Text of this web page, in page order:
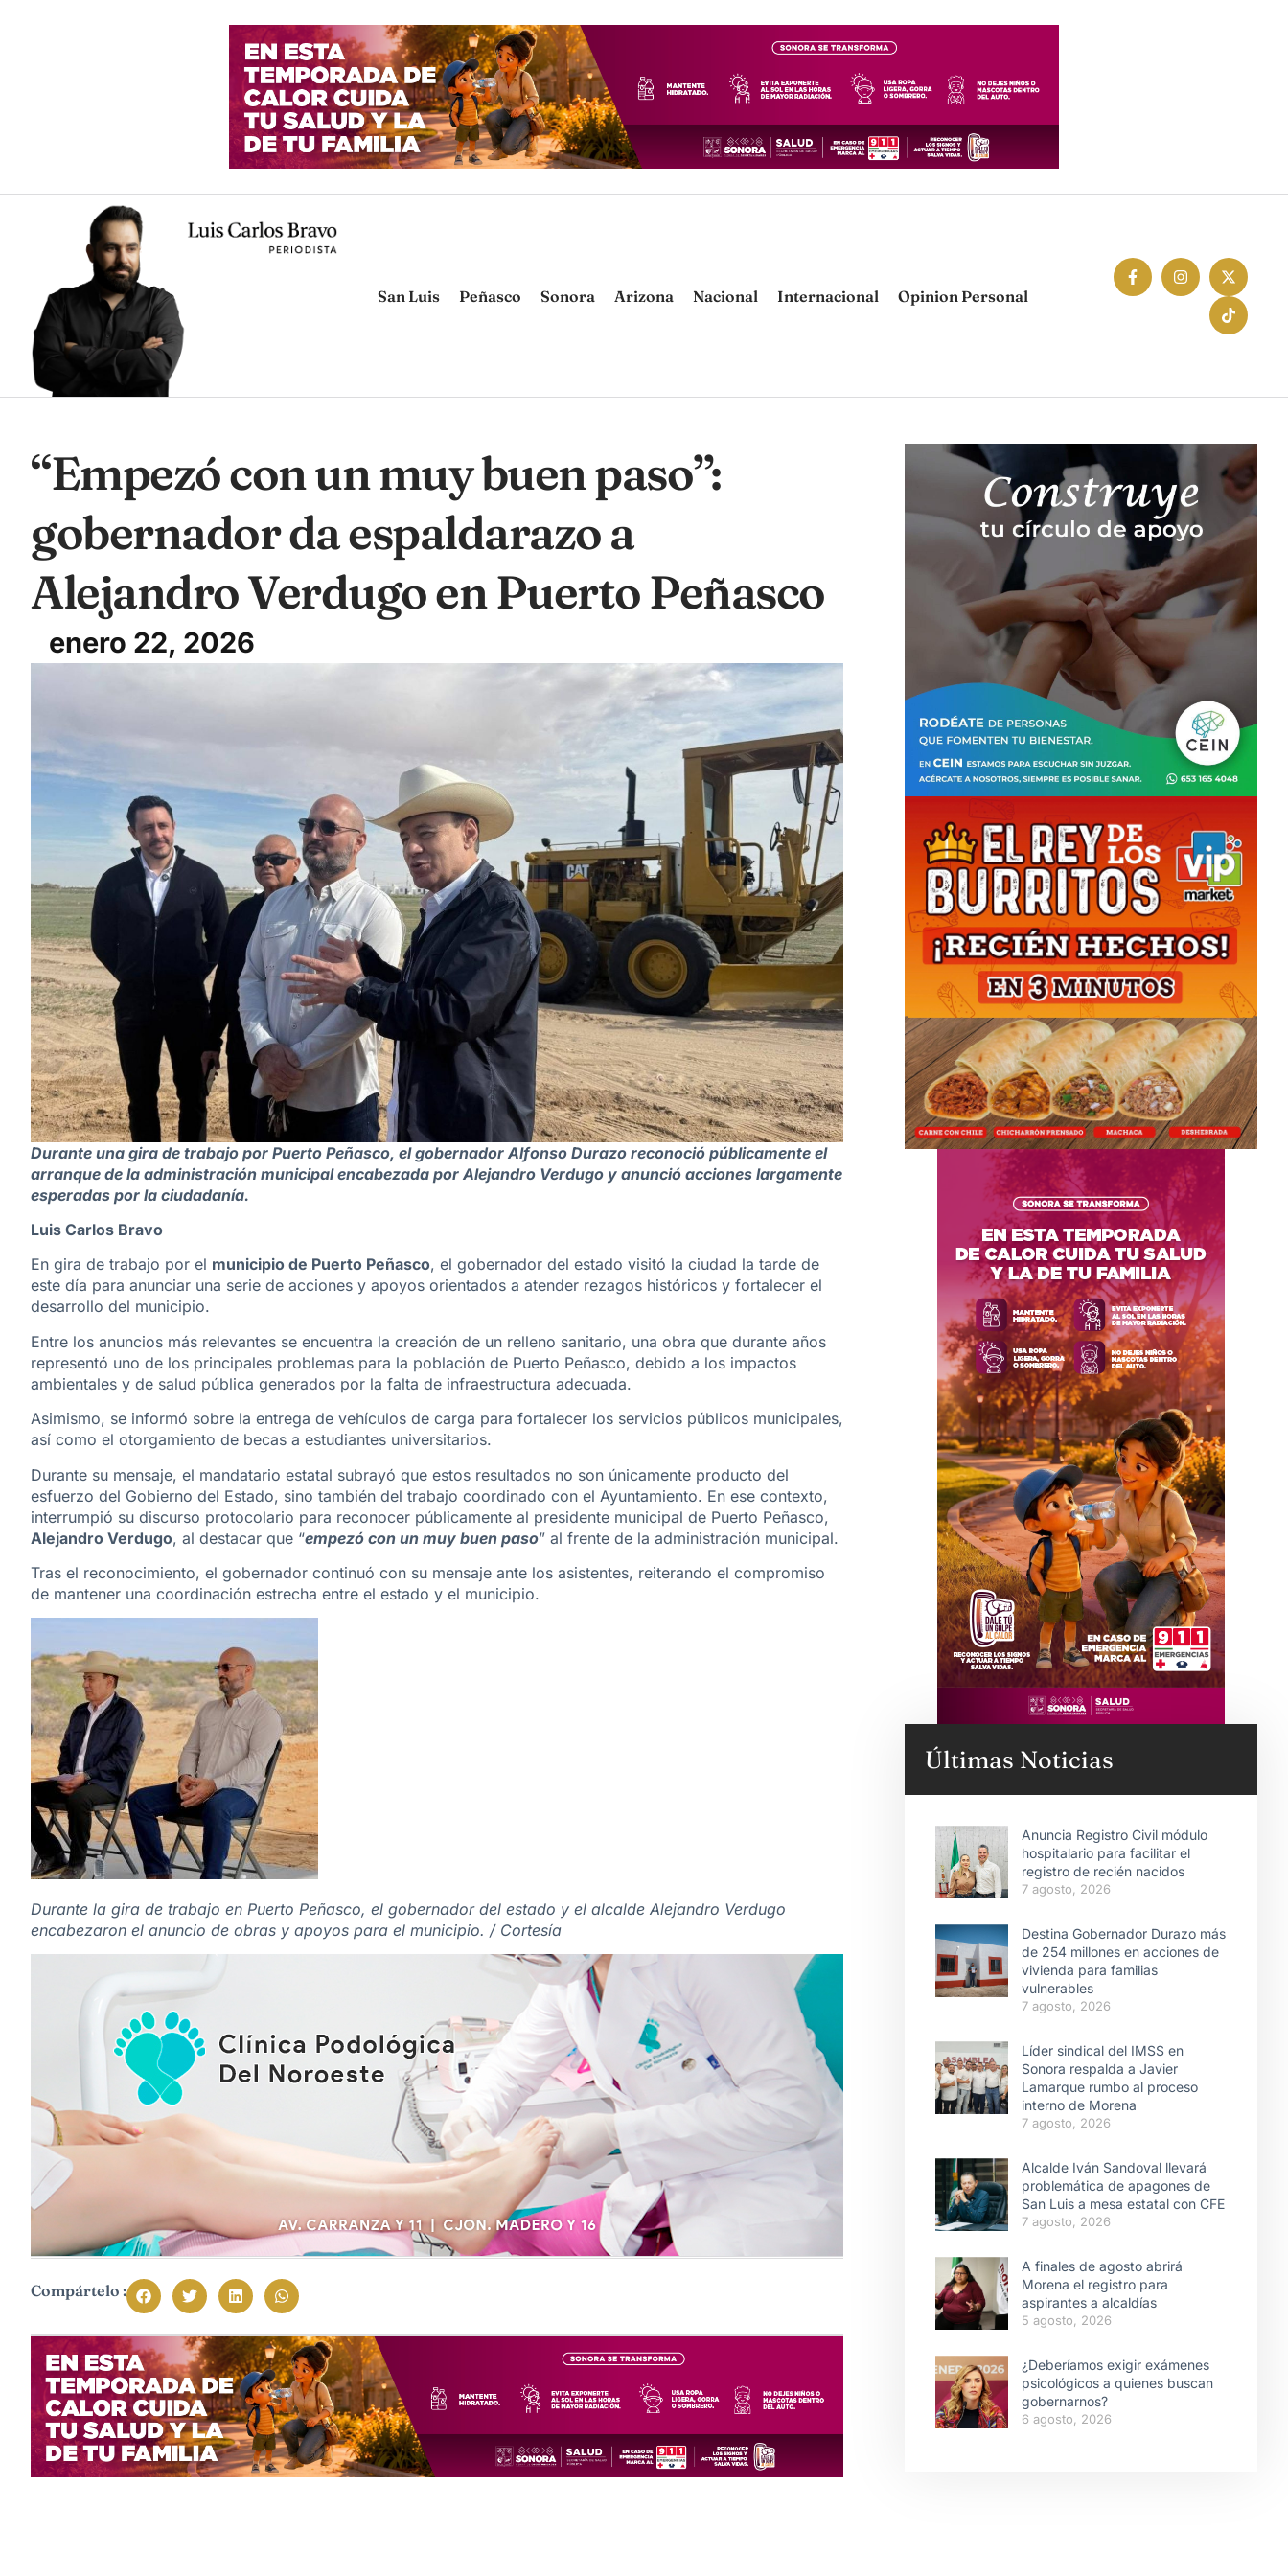
San Luis Peñasco Sonora Arizona Nacional Internacional Opinion Personal
“Empezó con un muy buen paso”:
gobernador da espaldarazo a
Alejandro Verdugo en Puerto Peñasco
enero 22, 2026
Durante una gira de trabajo por Puerto Peñasco, el gobernador Alfonso Durazo reconoció públicamente el
arranque de la administración municipal encabezada por Alejandro Verdugo y anunció acciones largamente
esperadas por la ciudadanía.
Luis Carlos Bravo
En gira de trabajo por el municipio de Puerto Peñasco, el gobernador del estado visitó la ciudad la tarde de
este día para anunciar una serie de acciones y apoyos orientados a atender rezagos históricos y fortalecer el
desarrollo del municipio.
Entre los anuncios más relevantes se encuentra la creación de un relleno sanitario, una obra que durante años
representó uno de los principales problemas para la población de Puerto Peñasco, debido a los impactos
ambientales y de salud pública generados por la falta de infraestructura adecuada.
Asimismo, se informó sobre la entrega de vehículos de carga para fortalecer los servicios públicos municipales,
así como el otorgamiento de becas a estudiantes universitarios.
Durante su mensaje, el mandatario estatal subrayó que estos resultados no son únicamente producto del
esfuerzo del Gobierno del Estado, sino también del trabajo coordinado con el Ayuntamiento. En ese contexto,
interrumpió su discurso protocolario para reconocer públicamente al presidente municipal de Puerto Peñasco,
Alejandro Verdugo, al destacar que “empezó con un muy buen paso” al frente de la administración municipal.
Tras el reconocimiento, el gobernador continuó con su mensaje ante los asistentes, reiterando el compromiso
de mantener una coordinación estrecha entre el estado y el municipio.
Durante la gira de trabajo en Puerto Peñasco, el gobernador del estado y el alcalde Alejandro Verdugo
encabezaron el anuncio de obras y apoyos para el municipio. / Cortesía
Compártelo :
Últimas Noticias
Anuncia Registro Civil módulo
hospitalario para facilitar el
registro de recién nacidos
7 agosto, 2026
Destina Gobernador Durazo más
de 254 millones en acciones de
vivienda para familias
vulnerables
7 agosto, 2026
Líder sindical del IMSS en
Sonora respalda a Javier
Lamarque rumbo al proceso
interno de Morena
7 agosto, 2026
Alcalde Iván Sandoval llevará
problemática de apagones de
San Luis a mesa estatal con CFE
7 agosto, 2026
A finales de agosto abrirá
Morena el registro para
aspirantes a alcaldías
5 agosto, 2026
¿Deberíamos exigir exámenes
psicológicos a quienes buscan
gobernarnos?
6 agosto, 2026